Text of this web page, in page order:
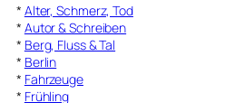
* Alter, Schmerz, Tod
* Autor & Schreiben
* Berg, Fluss & Tal
* Berlin
* Fahrzeuge
* Frühling